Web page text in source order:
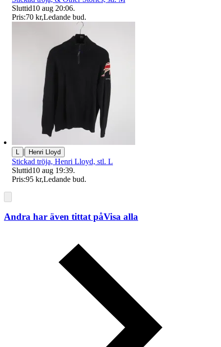
Sluttid10 aug 20:06.
Pris:70 kr,Ledande bud.
| Henri Lloyd
Stickad tröja, Henri Lloyd, stl. L
Sluttid10 aug 19:39.
Pris:95 kr,Ledande bud.
Andra har även tittat påVisa alla